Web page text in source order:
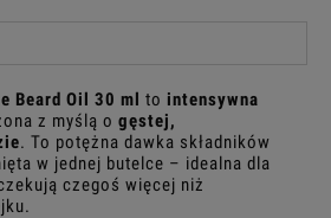
Beard Oil 30 ml to intensywna
z myślą o gęstej,
. To potężna dawka składników
w jednej butelce – idealna dla
czegoś więcej niż